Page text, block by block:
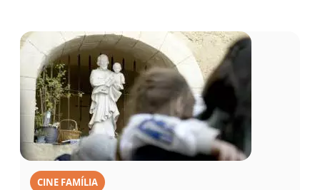
CINE FAMÍLIA